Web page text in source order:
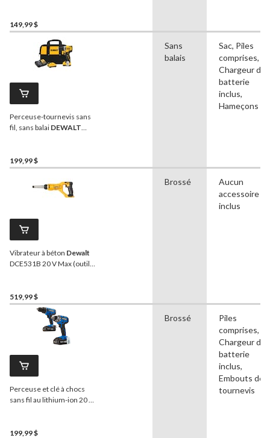
POD 2,0 Ah, compatible
avec PWR POD
149,99 $
Perceuse-tournevis sans
fil, sans balai DEWALT
199,99 $
Sans
balais
Sac, Piles
comprises,
Chargeur de
batterie
inclus,
Hameçons
Vibrateur à béton Dewalt
DCE531B 20 V Max (outil
519,99 $
Brossé
Aucun
accessoire
inclus
Perceuse et clé à chocs
sans fil au lithium-ion 20 V
PWR POD 2,0 Ah
199,99 $
Brossé
Piles
comprises,
Chargeur de
batterie
inclus,
Embouts de
tournevis